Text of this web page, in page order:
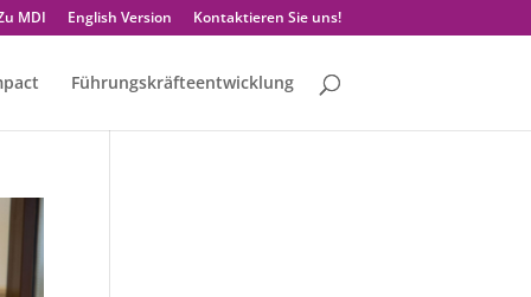
MDI English Version Kontaktieren Sie uns!
Führungskräfteentwicklung